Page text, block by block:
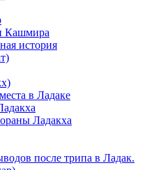
Кашмира
история
в Ладаке
Ладакха
после трипа в Ладак.